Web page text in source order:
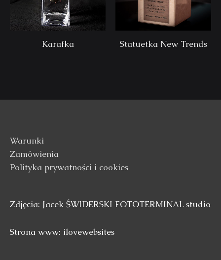
Karafka Statuetka New Trends
Warunki
Zamówienia
Polityka prywatności i cookies
Zdjęcia: Jacek ŚWIDERSKI FOTOTERMINAL studio
Strona www: ilovewebsites